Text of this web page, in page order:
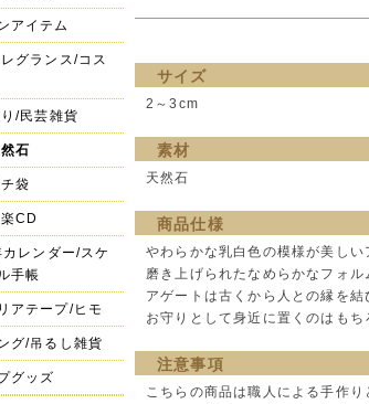
サイズ
2～3cm
素材
天然石
商品仕様
やわらかな乳白色の模様が美しい
磨き上げられたなめらかなフォ
アゲートは古くから人との縁を
お守りとして身近に置くのはも
注意事項
こちらの商品は職人による手作
アイテム
グランス/コス
/民芸雑貨
石
袋
CD
レンダー/スケ
手帳
アテープ/ヒモ
グ/吊るし雑貨
グッズ